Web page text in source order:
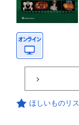
ほしいものリ